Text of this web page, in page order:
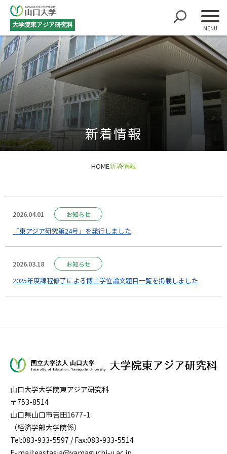
大学院東アジア研究科
新着情報
HOME新着情報
2026.04.01 お知らせ
「東アジア研究第24号」を発行しました
2026.03.18 お知らせ
2025年度課程修了による博士学位論文題目一覧を掲載しました
山口大学大学院東アジア研究科
〒753-8514
山口県山口市吉田1677-1
（経済学部大学院係）
Tel:083-933-5597 / Fax:083-933-5514